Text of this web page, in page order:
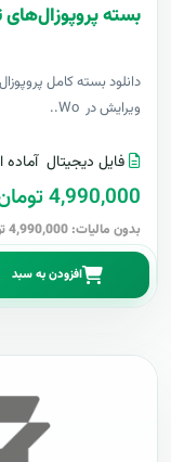
بسته پروپوزال‌های
دانلود بسته کامل
ویرایش در Wo..
فایل دیجیتال آماده
4,990,000 تومان
بدون مالیات: 4,990,000 تومان
افزودن به سبد